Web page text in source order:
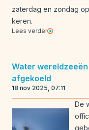
zaterdag en zondag
keren.
Lees verder
Water
afgekoeld
18 nov 2025, 07:11
De